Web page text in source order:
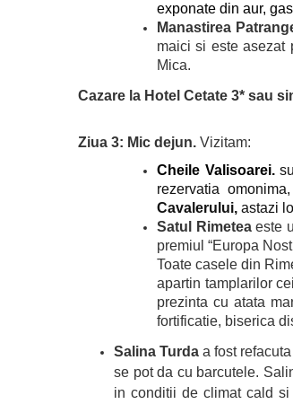
exponate din aur,
Manastirea
maici si este asezat
Mica.
Cazare la Hotel Cetate 3* sau
Ziua 3: Mic dejun. Vizitam:
Cheile Valisoarei.
rezervatia
Cavalerului, astazi
Satul Rimeteaeste
premiul “Europa
Toate casele din
apartin tamplarilor
prezinta cu atata
fortificatie, biserica
Salina Turda a fost
se pot da cu barcutele.
in conditii de climat cald